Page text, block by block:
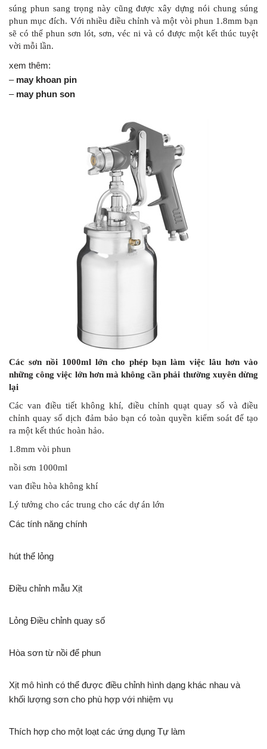
súng phun sang trọng này cũng được xây dựng nói chung súng
phun mục đích. Với nhiều điều chỉnh và một vòi phun 1.8mm bạn
sẽ có thể phun sơn lót, sơn, véc ni và có được một kết thúc tuyệt
vời mỗi lần.
xem thêm:
– may khoan pin
– may phun son
Các sơn nồi 1000ml lớn cho phép bạn làm việc lâu hơn vào
những công việc lớn hơn mà không cần phải thường xuyên dừng
lại
Các van điều tiết không khí, điều chỉnh quạt quay số và điều
chỉnh quay số dịch đảm bảo bạn có toàn quyền kiểm soát để tạo
ra một kết thúc hoàn hảo.
1.8mm vòi phun
nồi sơn 1000ml
van điều hòa không khí
Lý tưởng cho các trung cho các dự án lớn
Các tính năng chính
hút thể lỏng
Điều chỉnh mẫu Xịt
Lỏng Điều chỉnh quay số
Hòa sơn từ nồi để phun
Xịt mô hình có thể được điều chỉnh hình dạng khác nhau và
khối lượng sơn cho phù hợp với nhiệm vụ
Thích hợp cho một loạt các ứng dụng Tự làm